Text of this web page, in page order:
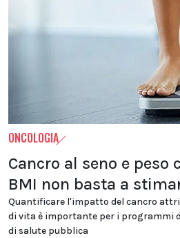
ONCOLOGIA
Cancro al seno e peso
BMI non basta a
Quantificare l'impatto del cancro
di vita è importante per i programmi
di salute pubblica